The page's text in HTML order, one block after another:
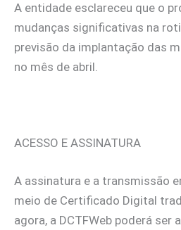
A entidade esclareceu que o
mudanças significativas na
previsão da implantação das
no mês de abril.
ACESSO E ASSINATURA
A assinatura e a transmissão
meio de Certificado Digital
agora, a DCTFWeb poderá ser